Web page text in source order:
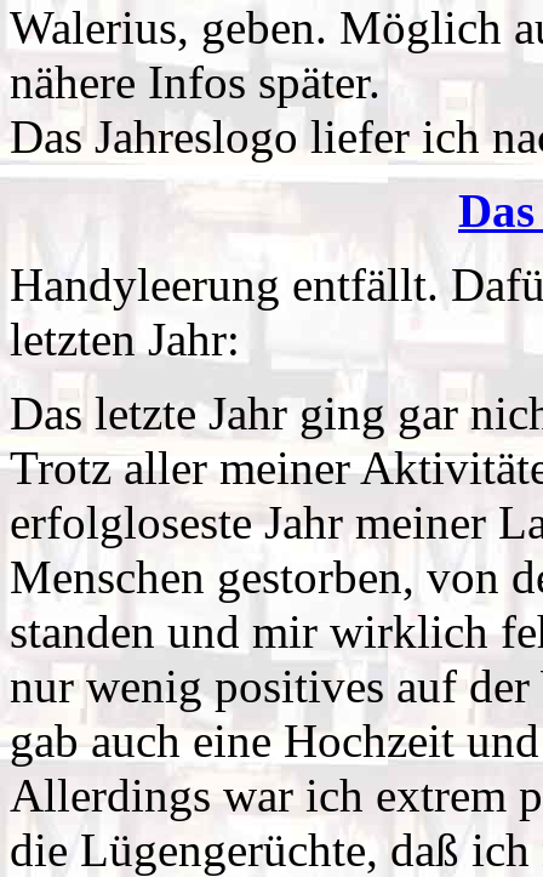
Walerius, geben. Möglich
nähere Infos später.
Das Jahreslogo liefer ich
Handyleerung entfällt.
letzten Jahr:
Das letzte Jahr ging gar
Trotz aller meiner
erfolgloseste Jahr meiner
Menschen gestorben, von
standen und mir wirklich
nur wenig positives auf
gab auch eine Hochzeit
Allerdings war ich extrem
die Lügengerüchte, daß